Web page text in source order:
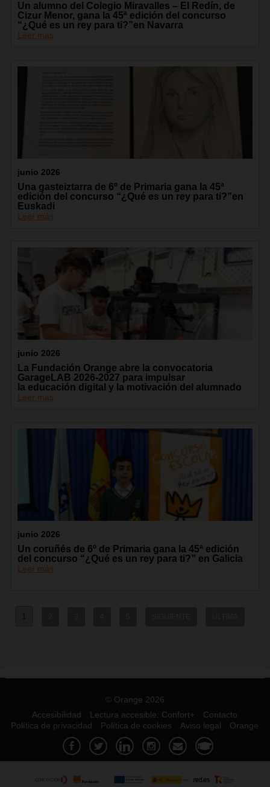
Un alumno del Colegio Miravalles – El Redín, de
Cizur Menor, gana la 45ª edición del concurso
“¿Qué es un rey para ti?”en Navarra
Leer más
junio 2026
Una gasteiztarra de 6º de Primaria gana la 45ª
edición del concurso “¿Qué es un rey para ti?”en
Euskadi
Leer más
junio 2026
La Fundación Orange abre la convocatoria
GarageLAB 2026-2027 para impulsar
la educación digital y la motivación del alumnado
Leer más
junio 2026
Un coruñés de 6º de Primaria gana la 45ª edición
del concurso “¿Qué es un rey para ti?” en Galicia
Leer más
© Orange 2026
Accesibilidad
Lectura accesible: Confort+
Contacto
Política de privacidad
Política de cookies Aviso legal Orange